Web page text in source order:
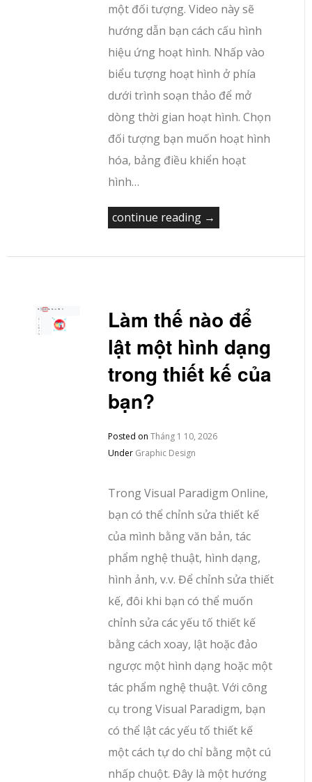
một đối tượng. Video này sẽ
hướng dẫn bạn cách cấu hình
hiệu ứng hoạt hình. Nhấp vào
biểu tượng hoạt hình ở phía
dưới trình soạn thảo để mở
dòng thời gian hoạt hình. Chọn
đối tượng bạn muốn hoạt hình
hóa, bảng điều khiển hoạt
hình…
continue reading →
Làm thế nào để
lật một hình dạng
trong thiết kế của
bạn?
Posted on Tháng 1 10, 2026
Under Graphic Design
Trong Visual Paradigm Online,
bạn có thể chỉnh sửa thiết kế
của mình bằng văn bản, tác
phẩm nghệ thuật, hình dạng,
hình ảnh, v.v. Để chỉnh sửa thiết
kế, đôi khi bạn có thể muốn
chỉnh sửa các yếu tố thiết kế
bằng cách xoay, lật hoặc đảo
ngược một hình dạng hoặc một
tác phẩm nghệ thuật. Với công
cụ trong Visual Paradigm, bạn
có thể lật các yếu tố thiết kế
một cách tự do chỉ bằng một cú
nhấp chuột. Đây là một hướng